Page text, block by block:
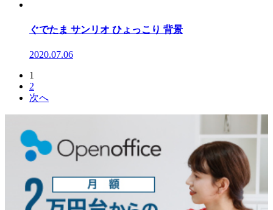
ぐでたま サンリオ ひょっこり 背景
2020.07.06
1
2
次へ